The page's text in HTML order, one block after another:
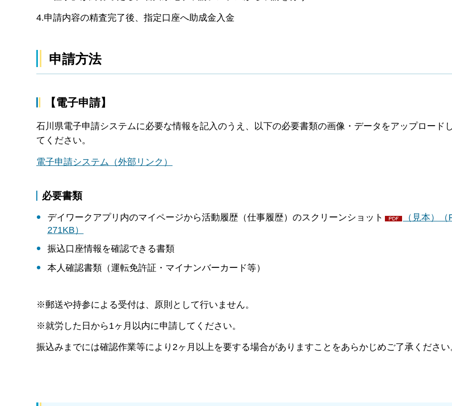
4.申請内容の精査完了後、指定口座へ助成金入金
申請方法
【電子申請】
石川県電子申請システムに必要な情報を記入のうえ、以下の必要書類の画像・データをアップロード
てください。
電子申請システム（外部リンク）
必要書類
デイワークアプリ内のマイページから活動履歴（仕事履歴）のスクリーンショット
（見本）
271KB）
振込口座情報を確認できる書類
本人確認書類（運転免許証・マイナンバーカード等）
※郵送や持参による受付は、原則として行いません。
※就労した日から1ヶ月以内に申請してください。
振込みまでには確認作業等により2ヶ月以上を要する場合がありますことをあらかじめご了承ください